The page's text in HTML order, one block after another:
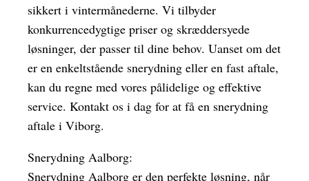
sikkert i vintermånederne. Vi tilbyder
konkurrencedygtige priser og skræddersyede
løsninger, der passer til dine behov. Uanset om det
er en enkeltstående snerydning eller en fast aftale,
kan du regne med vores pålidelige og effektive
service. Kontakt os i dag for at få en snerydning
aftale i Viborg.
Snerydning Aalborg:
Snerydning Aalborg er den perfekte løsning, når